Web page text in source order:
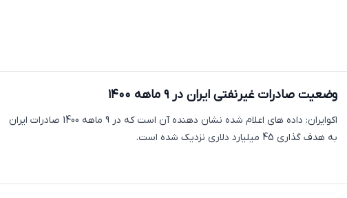
وضعیت صادرات غیرنفتی ایران در ۹ ماهه ۱۴۰۰
اکوایران: داده های اعلام شده نشان دهنده آن است که در 9 ماهه 1400 صادرات ایران
به هدف گذاری 45 میلیارد دلاری نزدیک شده است.